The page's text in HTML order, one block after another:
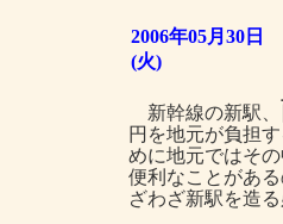
2006年05月30日
(火)
新幹線の新駅、
円を地元が負担
めに地元ではそ
便利なことがあ
ざわざ新駅を造